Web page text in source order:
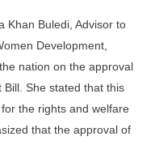
Khan Buledi, Advisor to
Development,
nation on the approval
She stated that this
the rights and welfare
that the approval of